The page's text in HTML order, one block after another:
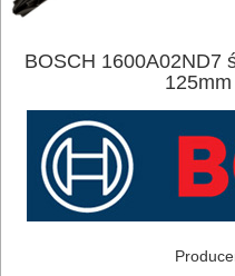
SIECIOWE
AKUMULATOROWE
OSPRZĘT
BOSCH 1600A02ND7